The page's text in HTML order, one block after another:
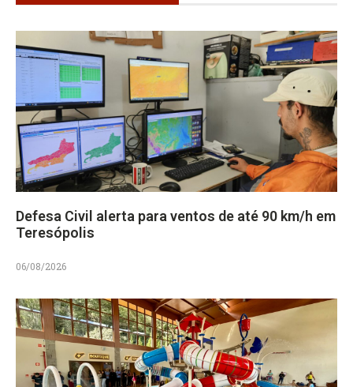
Defesa Civil alerta para ventos de até 90 km/h em
Teresópolis
06/08/2026